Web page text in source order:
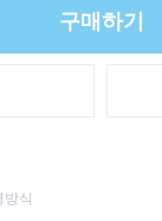
구매하기